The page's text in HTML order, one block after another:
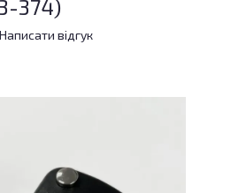
374)
Написати відгук